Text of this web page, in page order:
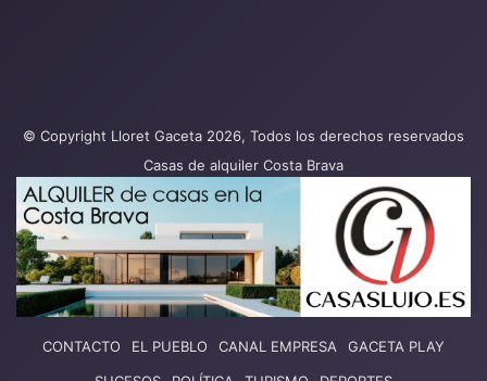
© Copyright Lloret Gaceta 2026, Todos los derechos reservados
Casas de alquiler Costa Brava
CONTACTO EL PUEBLO CANAL EMPRESA
GACETA PLAY